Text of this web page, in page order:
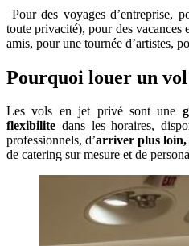
Pour des voyages d’entreprise,
toute privacité), pour des vacances
amis, pour une tournée d’artistes,
Pourquoi louer un
Les vols en jet privé sont une
flexibilite dans les horaires,
professionnels, d’arriver plus loin,
de catering sur mesure et de